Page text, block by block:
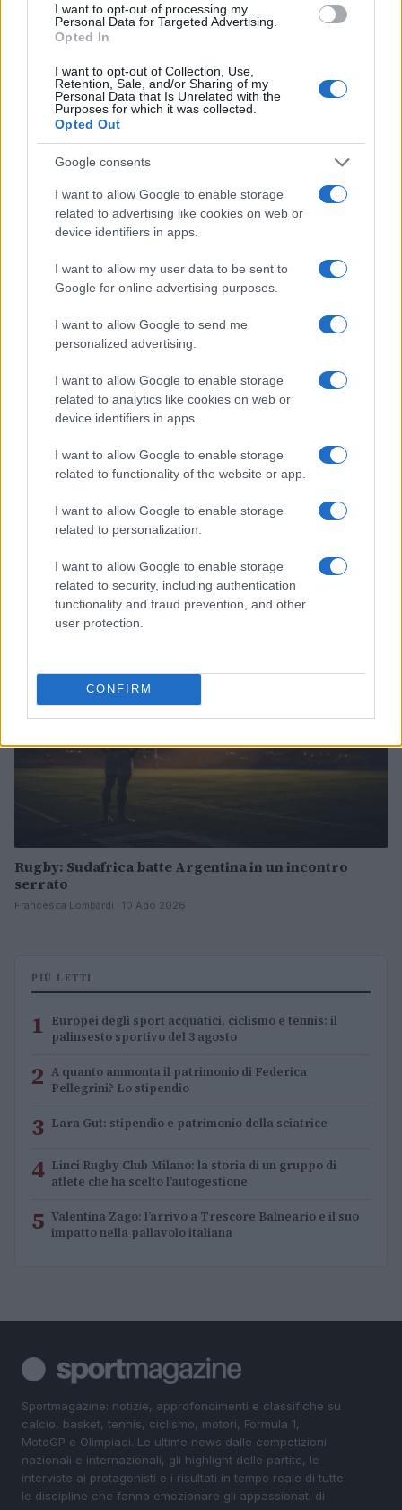
I want to opt-out of processing my
Personal Data for Targeted Advertising.
Opted In
I want to opt-out of Collection, Use,
Retention, Sale, and/or Sharing of my
Personal Data that Is Unrelated with the
Purposes for which it was collected.
Opted Out
Google consents
I want to allow Google to enable storage
related to advertising like cookies on web or
device identifiers in apps.
I want to allow my user data to be sent to
Google for online advertising purposes.
I want to allow Google to send me
personalized advertising.
I want to allow Google to enable storage
related to analytics like cookies on web or
device identifiers in apps.
I want to allow Google to enable storage
related to functionality of the website or app.
I want to allow Google to enable storage
related to personalization.
I want to allow Google to enable storage
related to security, including authentication
functionality and fraud prevention, and other
user protection.
CONFIRM
P1 di Londra: Coello e Tapia si aggiudicano il titolo
contro Galan e Chingotto
ALTRI SPORT
Mondiali ILCA 4 Youth 2026: i risultati e le emozioni
Andrea Conforti · 10 Ago 2026
Rugby: Sudafrica batte Argentina in un incontro
serrato
Francesca Lombardi · 10 Ago 2026
PIÙ LETTI
1 Europei degli sport acquatici, ciclismo e tennis: il
palinsesto sportivo del 3 agosto
2 A quanto ammonta il patrimonio di Federica
Pellegrini? Lo stipendio
3 Lara Gut: stipendio e patrimonio della sciatrice
4 Linci Rugby Club Milano: la storia di un gruppo di
atlete che ha scelto l’autogestione
5 Valentina Zago: l’arrivo a Trescore Balneario e il suo
impatto nella pallavolo italiana
Sportmagazine: notizie, approfondimenti e classifiche su
calcio, basket, tennis, ciclismo, motori, Formula 1,
MotoGP e Olimpiadi. Le ultime news dalle competizioni
nazionali e internazionali, gli highlight delle partite, le
interviste ai protagonisti e i risultati in tempo reale di tutte
le discipline che fanno emozionare gli appassionati di